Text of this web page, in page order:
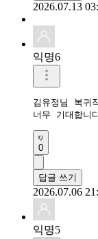
2026.07.13
익명6
김유정님 복귀
너무 기대합니
0
답글 쓰기
2026.07.06
익명5